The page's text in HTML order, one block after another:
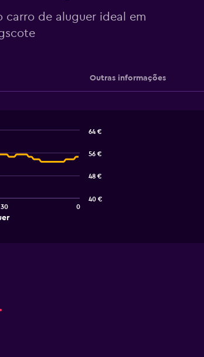
carro de aluguer ideal em
Outras informações
30 0
40 €
48 €
56 €
64 €